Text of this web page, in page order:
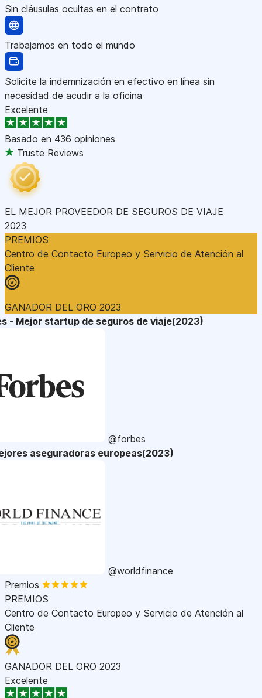
Sin cláusulas ocultas en el contrato
Trabajamos en todo el mundo
Solicite la indemnización en efectivo en línea sin
necesidad de acudir a la oficina
Excelente
Basado en 436 opiniones
Truste Reviews
EL MEJOR PROVEEDOR DE SEGUROS DE VIAJE
2023
PREMIOS
Centro de Contacto Europeo y Servicio de Atención al
Cliente
GANADOR DEL ORO 2023
- Mejor startup de seguros de viaje(2023)
@forbes
aseguradoras europeas(2023)
@worldfinance
Premios
PREMIOS
Centro de Contacto Europeo y Servicio de Atención al
Cliente
GANADOR DEL ORO 2023
Excelente